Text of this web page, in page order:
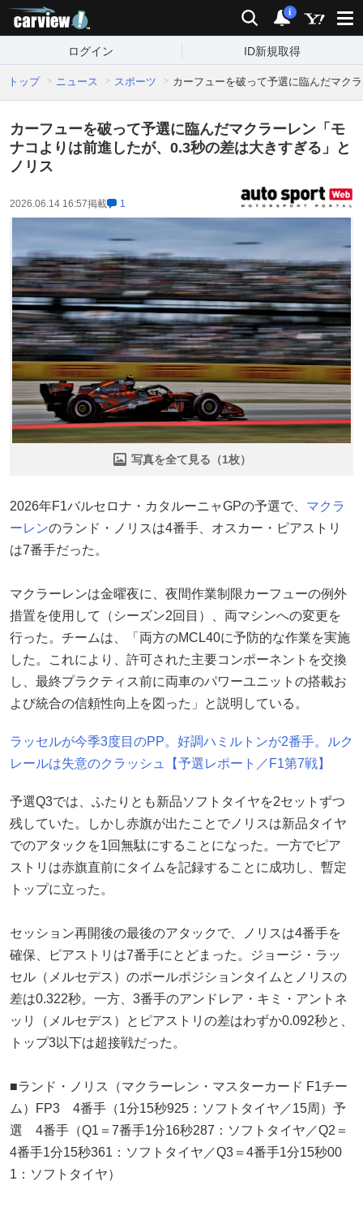
検索 通知
i
ログイン ID新規取得
トップ ニュース スポーツ カーフューを破って予選に臨んだマク
カーフューを破って予選に臨んだマクラーレン「モ
ナコよりは前進したが、0.3秒の差は大きすぎる」と
ノリス
2026.06.14 16:57掲載 1
写真を全て見る（1枚）
2026年F1バルセロナ・カタルーニャGPの予選で、 マクラ
ーレンのランド・ノリスは4番手、オスカー・ピアストリ
は7番手だった。
マクラーレンは金曜夜に、夜間作業制限カーフューの例外
措置を使用して（シーズン2回目）、両マシンへの変更を
行った。チームは、「両方のMCL40に予防的な作業を実施
した。これにより、許可された主要コンポーネントを交換
し、最終プラクティス前に両車のパワーユニットの搭載お
よび統合の信頼性向上を図った」と説明している。
ラッセルが今季3度目のPP。好調ハミルトンが2番手。ルク
レールは失意のクラッシュ【予選レポート／F1第7戦】
予選Q3では、ふたりとも新品ソフトタイヤを2セットずつ
残していた。しかし赤旗が出たことでノリスは新品タイヤ
でのアタックを1回無駄にすることになった。一方でピア
ストリは赤旗直前にタイムを記録することに成功し、暫定
トップに立った。
セッション再開後の最後のアタックで、ノリスは4番手を
確保、ピアストリは7番手にとどまった。ジョージ・ラッ
セル（メルセデス）のポールポジションタイムとノリスの
差は0.322秒。一方、3番手のアンドレア・キミ・アントネ
ッリ（メルセデス）とピアストリの差はわずか0.092秒と、
トップ3以下は超接戦だった。
■ランド・ノリス（マクラーレン・マスターカード F1チー
ム）FP3 4番手（1分15秒925：ソフトタイヤ／15周）予
選 4番手（Q1＝7番手1分16秒287：ソフトタイヤ／Q2＝
4番手1分15秒361：ソフトタイヤ／Q3＝4番手1分15秒00
1：ソフトタイヤ）